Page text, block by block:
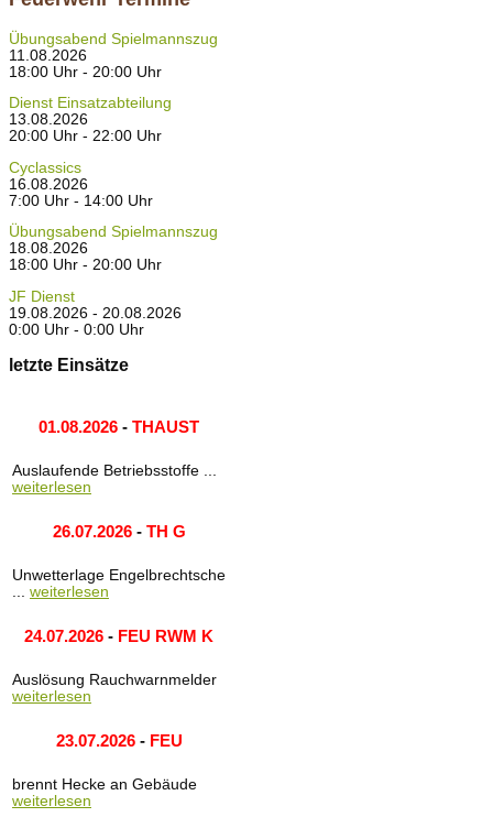
Übungsabend Spielmannszug
11.08.2026
18:00 Uhr - 20:00 Uhr
Dienst Einsatzabteilung
13.08.2026
20:00 Uhr - 22:00 Uhr
Cyclassics
16.08.2026
7:00 Uhr - 14:00 Uhr
Übungsabend Spielmannszug
18.08.2026
18:00 Uhr - 20:00 Uhr
JF Dienst
19.08.2026 - 20.08.2026
0:00 Uhr - 0:00 Uhr
letzte Einsätze
01.08.2026 - THAUST
Auslaufende Betriebsstoffe ...
weiterlesen
26.07.2026- TH G
Unwetterlage Engelbrechtsche
... weiterlesen
24.07.2026 - FEU RWM K
Auslösung Rauchwarnmelder
weiterlesen
23.07.2026- FEU
brennt Hecke an Gebäude
weiterlesen